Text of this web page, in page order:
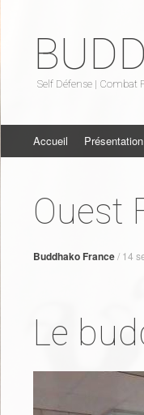
Self Défense | Combat
Aller au contenu
Accueil Présentation
Ouest
Buddhako France/ 14
Le